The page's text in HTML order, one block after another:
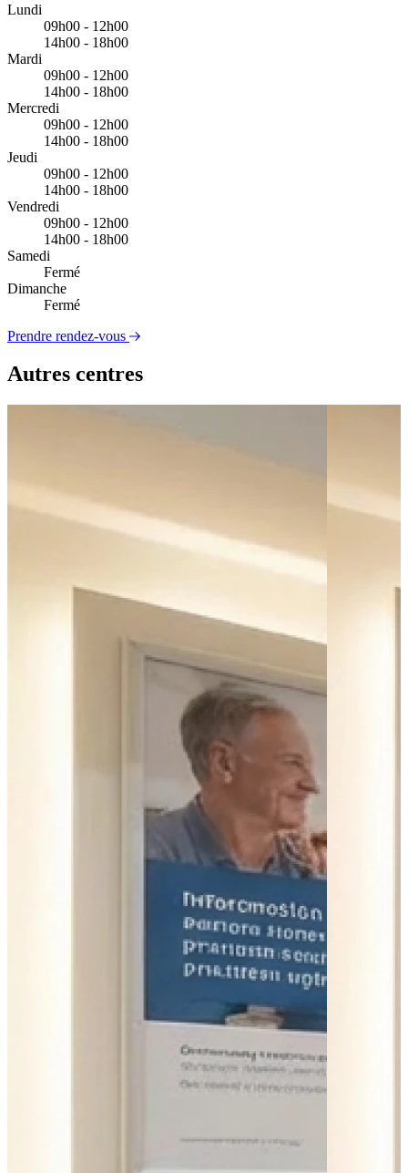
Lundi
09h00 - 12h00
14h00 - 18h00
Mardi
09h00 - 12h00
14h00 - 18h00
Mercredi
09h00 - 12h00
14h00 - 18h00
Jeudi
09h00 - 12h00
14h00 - 18h00
Vendredi
09h00 - 12h00
14h00 - 18h00
Samedi
Fermé
Dimanche
Fermé
Prendre rendez-vous
Autres centres